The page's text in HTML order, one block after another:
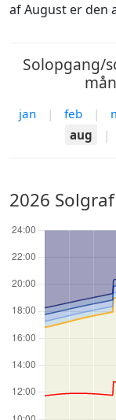
af August er den
Solopgang/
jan | feb |
aug
|
2026